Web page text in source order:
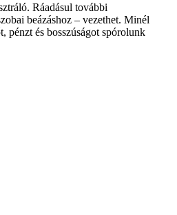
Ráadásul további
beázáshoz – vezethet. Minél
pénzt és bosszúságot spórolunk